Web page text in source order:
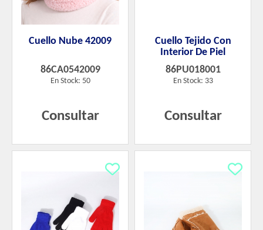
Cuello Nube 42009
86CA0542009
En Stock: 50
Consultar
Cuello Tejido Con
Interior De Piel
86PU018001
En Stock: 33
Consultar